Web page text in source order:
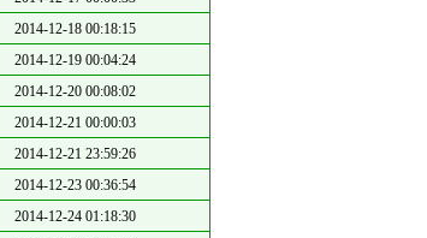
2014-12-18 00:18:15
2014-12-19 00:04:24
2014-12-20 00:08:02
2014-12-21 00:00:03
2014-12-21 23:59:26
2014-12-23 00:36:54
2014-12-24 01:18:30